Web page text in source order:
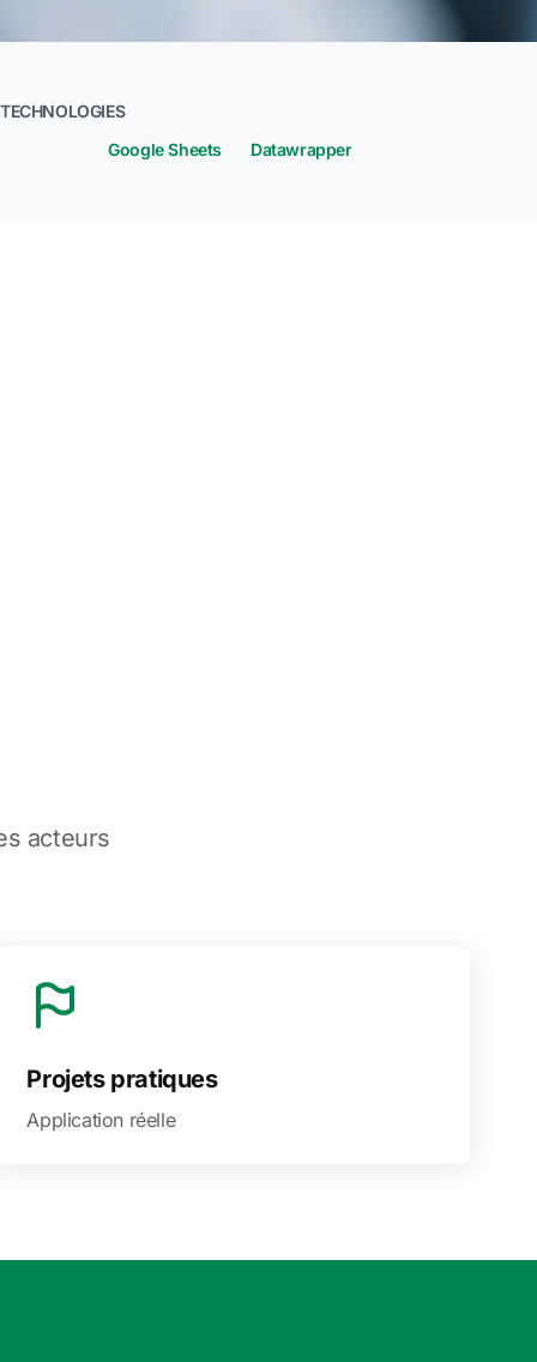
TECHNOLOGIES
Google Sheets
Datawrapper
acteurs
Projets pratiques
Application réelle